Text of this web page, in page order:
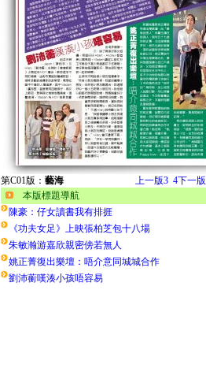
第C01版： 藝海 上一版3 4下一版
本版標題導航
陳豪：仔女讀書我有排捱
《功夫女足》上映張柏芝包十八場
朱敏瀚游嘉欣親密傍若無人
姚正菁復出樂壇：唔介意同城城合作
劉沛蘅嘆湊小孩唔容易